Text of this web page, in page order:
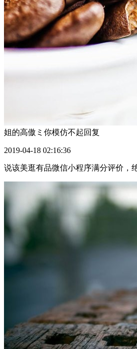
姐的高傲ミ你模仿不起回复
2019-04-18 02:16:36
说该美逛有品微信小程序满分评价，